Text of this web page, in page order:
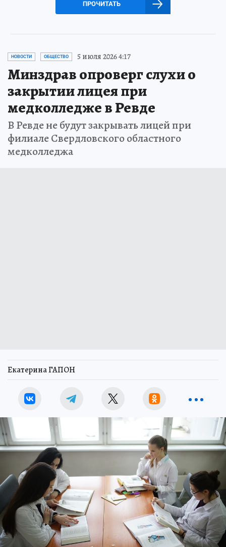
ПРОЧИТАТЬ
НОВОСТИ ОБЩЕСТВО 5 июля 2026 4:17
Минздрав опроверг слухи о
закрытии лицея при
медколледже в Ревде
В Ревде не будут закрывать лицей при
филиале Свердловского областного
медколледжа
Екатерина ГАПОН